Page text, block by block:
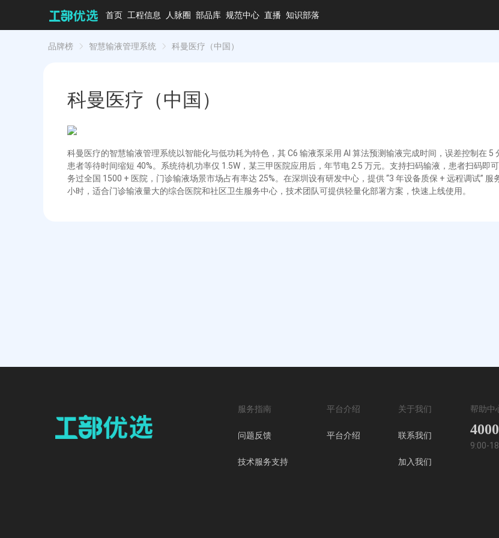
首页 工程信息 人脉圈 部品库 规范中心 直播 知识部落
品牌榜 智慧输液管理系统 科曼医疗（中国）
科曼医疗（中国）
科曼医疗的智慧输液管理系统以智能化与低功耗为特色，其 C6 输液泵采用 AI 算法预测输液完成时间，误差控制在 5
患者等待时间缩短 40%。系统待机功率仅 1.5W，某三甲医院应用后，年节电 2.5 万元。支持扫码输液，患者扫码即
务过全国 1500 + 医院，门诊输液场景市场占有率达 25%。在深圳设有研发中心，提供 “3 年设备质保 + 远程调试”
小时，适合门诊输液量大的综合医院和社区卫生服务中心，技术团队可提供轻量化部署方案，快速上线使用。
服务指南
问题反馈
技术服务支持
平台介绍
平台介绍
关于我们
联系我们
加入我们
帮助中
9:00-